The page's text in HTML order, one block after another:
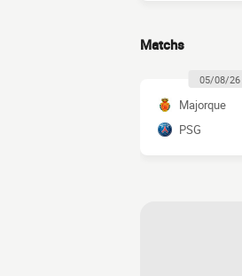
Matchs
05/08/26
Majorque
PSG